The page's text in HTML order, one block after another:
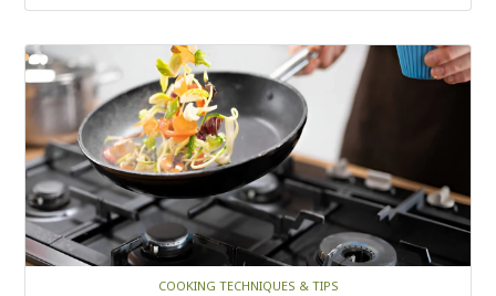
COOKING TECHNIQUES & TIPS